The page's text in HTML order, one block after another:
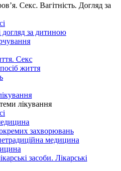
Секс. Вагітність. Догляд за
догляд за дитиною
Секс
життя
лікування
захворювань
медицина
засоби. Лікарські